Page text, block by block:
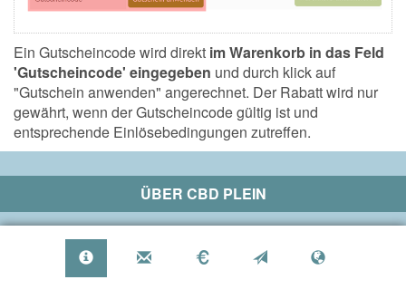
Ein Gutscheincode wird direkt im Warenkorb in das Feld
'Gutscheincode' eingegeben und durch klick auf
"Gutschein anwenden" angerechnet. Der Rabatt wird nur
gewährt, wenn der Gutscheincode gültig ist und
entsprechende Einlösebedingungen zutreffen.
ÜBER CBD PLEIN